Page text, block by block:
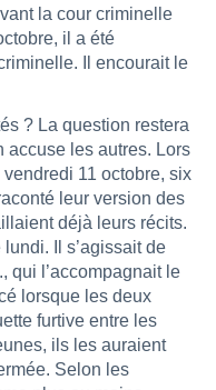
la cour criminelle
il a été
Il encourait le
? La question restera
accuse les autres. Lors
11 octobre, six
leur version des
déjà leurs récits.
Il s’agissait de
qui l’accompagnait le
lorsque les deux
furtive entre les
ils les auraient
Selon les